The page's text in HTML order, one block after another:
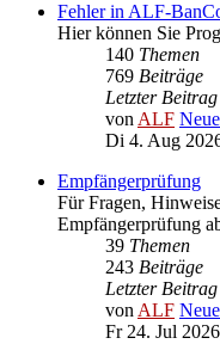
Fehler in ALF-
Hier können Sie
140 Themen
769 Beiträge
Letzter Beitrag
vonALF
Di 4. Aug
Empfängerprüfung
Für Fragen,
Empfängerprüfung
39 Themen
243 Beiträge
Letzter Beitrag
vonALF
Fr 24. Jul